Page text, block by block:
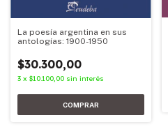
La poesía argentina en sus
antologías: 1900-1950
$30.300,00
3 x $10.100,00 sin interés